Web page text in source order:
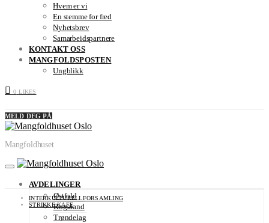
Hvem er vi
En stemme for fred
Nyhetsbrev
Samarbeidspartnere
KONTAKT OSS
MANGFOLDSPOSTEN
Ungblikk
0 LIKES
MELD DEG PÅ
Mangfoldhuset
AVDELINGER
Østfold
Rogaland
Trøndelag
INTERKULTURELLFORSAMLING
STRIKKE KAFE